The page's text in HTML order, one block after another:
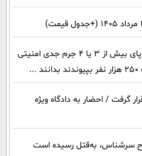
گفته‌های یک روحانی تندرو و ردپای بیش از ۳ یا ۴ جرم جدی امنیتی
گرفت / احضار به دادگاه ویژه
سرشناس، به‌قتل رسیده است